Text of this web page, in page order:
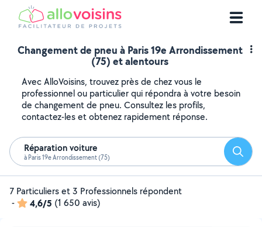
Changement de pneu à Paris 19e Arrondissement
(75) et alentours
Avec AlloVoisins, trouvez près de chez vous le
professionnel ou particulier qui répondra à votre besoin
de changement de pneu. Consultez les profils,
contactez-les et obtenez rapidement réponse.
Réparation voiture
à Paris 19e Arrondissement (75)
7 Particuliers et 3 Professionnels répondent
-
4,6/5 (1 650 avis)